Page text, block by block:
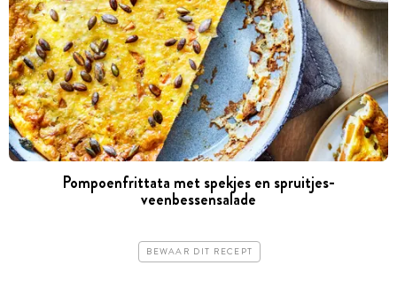
Pompoenfrittata met spekjes en spruitjes-
veenbessensalade
BEWAAR DIT RECEPT